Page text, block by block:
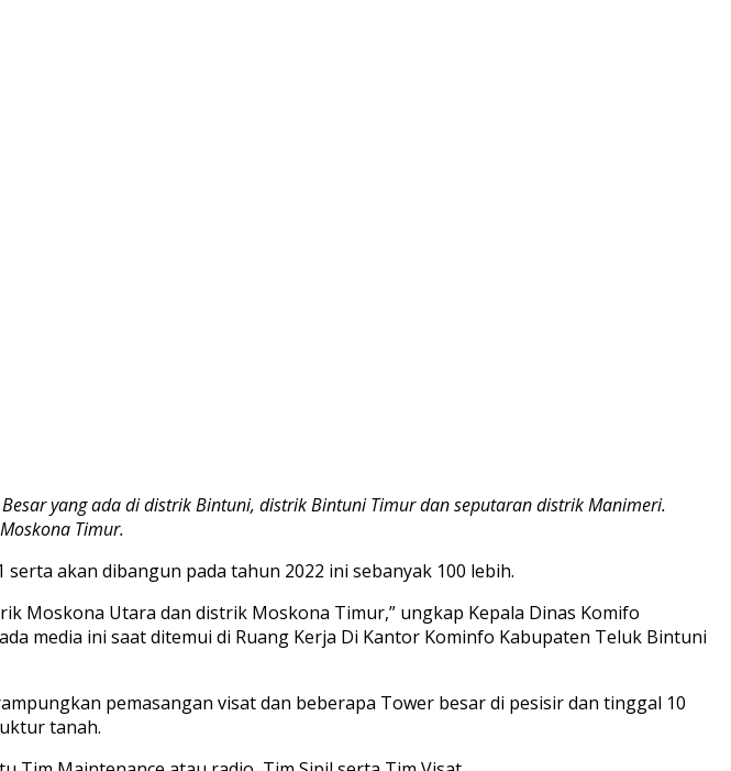
yang ada di distrik Bintuni, distrik Bintuni Timur dan seputaran distrik Manimeri.
Timur.
akan dibangun pada tahun 2022 ini sebanyak 100 lebih.
Moskona Utara dan distrik Moskona Timur,” ungkap Kepala Dinas Komifo
media ini saat ditemui di Ruang Kerja Di Kantor Kominfo Kabupaten Teluk Bintuni
pemasangan visat dan beberapa Tower besar di pesisir dan tinggal 10
tanah.